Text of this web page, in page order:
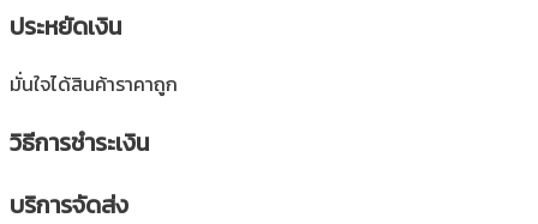
ประหยัดเงิน
มั่นใจได้สินค้าราคาถูก
วิธีการชำระเงิน
บริการจัดส่ง